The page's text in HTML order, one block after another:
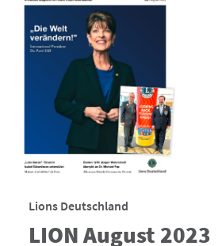
Lions Deutschland
LION August 2023